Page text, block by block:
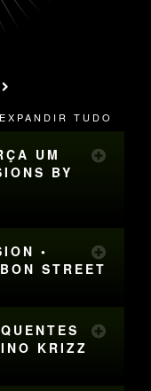
EXPANDIR TUDO
UM
BY
•
STREET
KRIZZ